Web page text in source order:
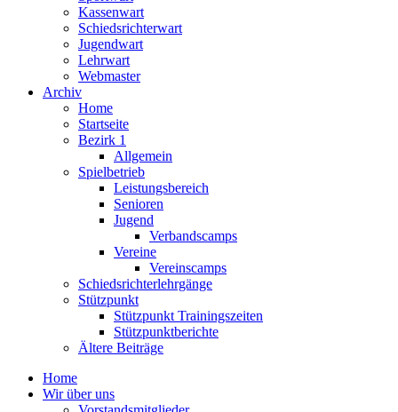
Kassenwart
Schiedsrichterwart
Jugendwart
Lehrwart
Webmaster
Archiv
Home
Startseite
Bezirk 1
Allgemein
Spielbetrieb
Leistungsbereich
Senioren
Jugend
Verbandscamps
Vereine
Vereinscamps
Schiedsrichterlehrgänge
Stützpunkt
Stützpunkt Trainingszeiten
Stützpunktberichte
Ältere Beiträge
Home
Wir über uns